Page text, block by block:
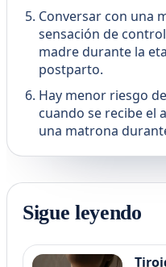
Conversar con una
sensación de
madre durante la
postparto.
Hay menor riesgo
cuando se recibe el
una matrona
Sigue leyendo